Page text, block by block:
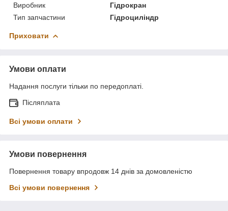
Виробник
Гідрокран
Тип запчастини
Гідроциліндр
Приховати
Умови оплати
Надання послуги тільки по передоплаті.
Післяплата
Всі умови оплати
Умови повернення
Повернення товару впродовж 14 днів за домовленістю
Всі умови повернення